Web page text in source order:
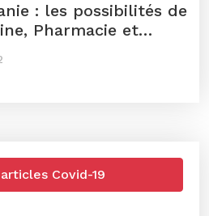
: les possibilités de
Pharmacie et
Covid-19